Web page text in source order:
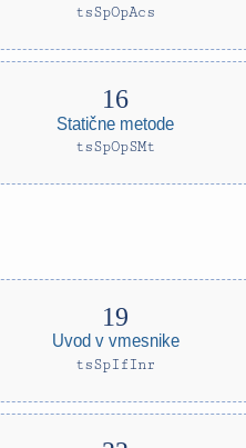
tsSpOpAcs
Statične metode
tsSpOpSMt
Uvod v vmesnike
tsSpIfInr